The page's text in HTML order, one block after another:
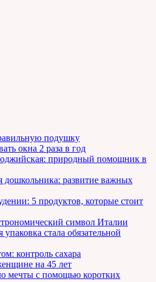
подушку
окна 2 раза в год
природный помощник в
дошкольника: развитие важных
5 продуктов, которые стоит
символ Италии
стала обязательной
контроль сахара
на 45 лет
мечты с помощью коротких